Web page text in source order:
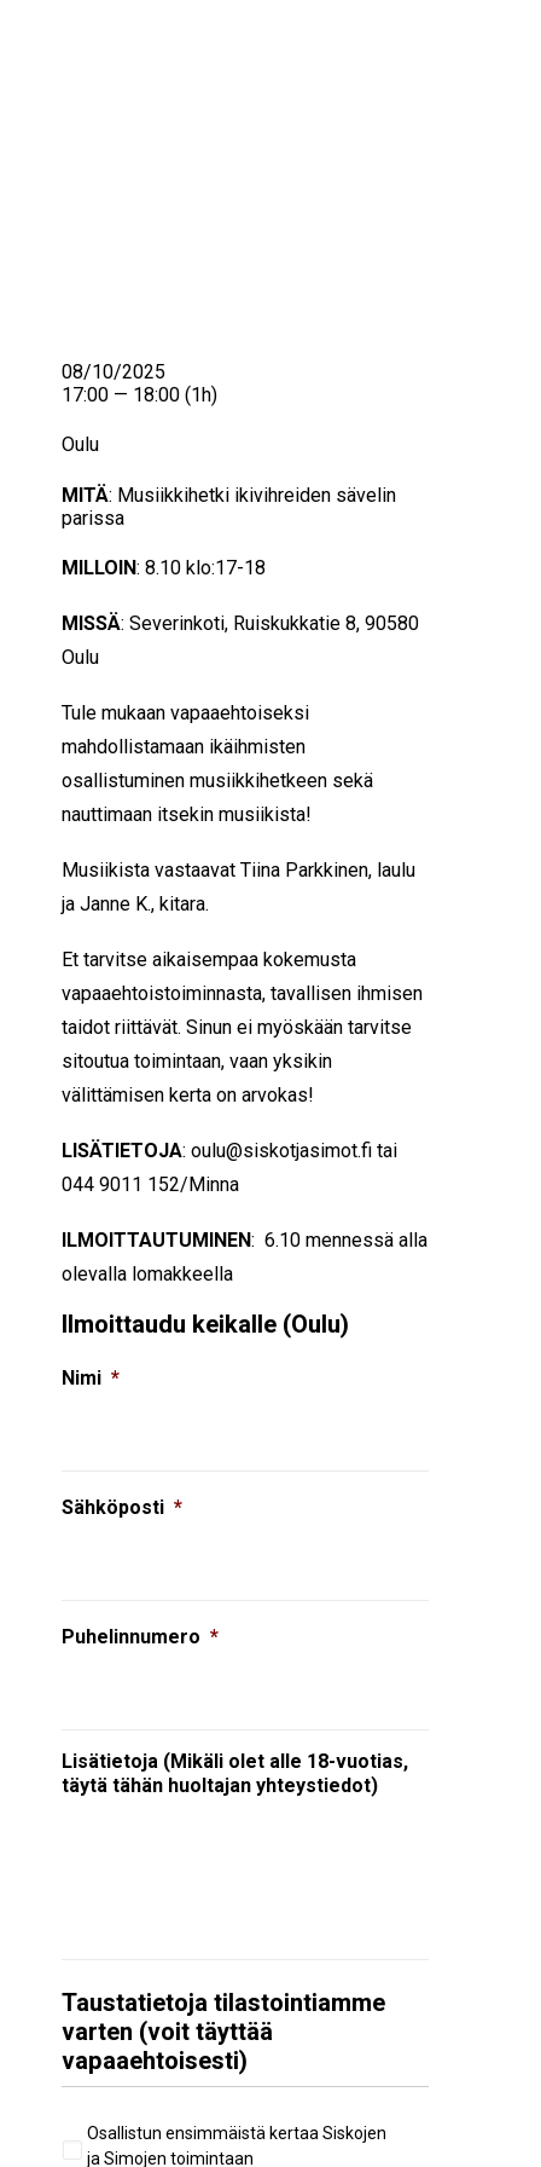
MITÄ: Musiikkihetki ikivihreiden sävelin
parissa
MILLOIN: 8.10 klo:17-18
MISSÄ: Severinkoti, Ruiskukkatie 8, 90580
Oulu
Tule mukaan vapaaehtoiseksi
mahdollistamaan ikäihmisten
osallistuminen musiikkihetkeen sekä
nauttimaan itsekin musiikista!
Musiikista vastaavat Tiina Parkkinen, laulu
ja Janne K., kitara.
Et tarvitse aikaisempaa kokemusta
vapaaehtoistoiminnasta, tavallisen ihmisen
taidot riittävät. Sinun ei myöskään tarvitse
sitoutua toimintaan, vaan yksikin
välittämisen kerta on arvokas!
LISÄTIETOJA: oulu@siskotjasimot.fi tai
044 9011 152/Minna
ILMOITTAUTUMINEN: 6.10 mennessä alla
olevalla lomakkeella
Ilmoittaudu keikalle (Oulu)
Nimi *
Sähköposti *
Puhelinnumero *
Lisätietoja (Mikäli olet alle 18-vuotias,
täytä tähän huoltajan yhteystiedot)
Taustatietoja tilastointiamme
varten (voit täyttää
vapaaehtoisesti)
Aiempi
osallistuminen
Osallistun ensimmäistä kertaa Siskojen
ja Simojen toimintaan
08/10/2025
17:00 — 18:00 (1h)
Oulu